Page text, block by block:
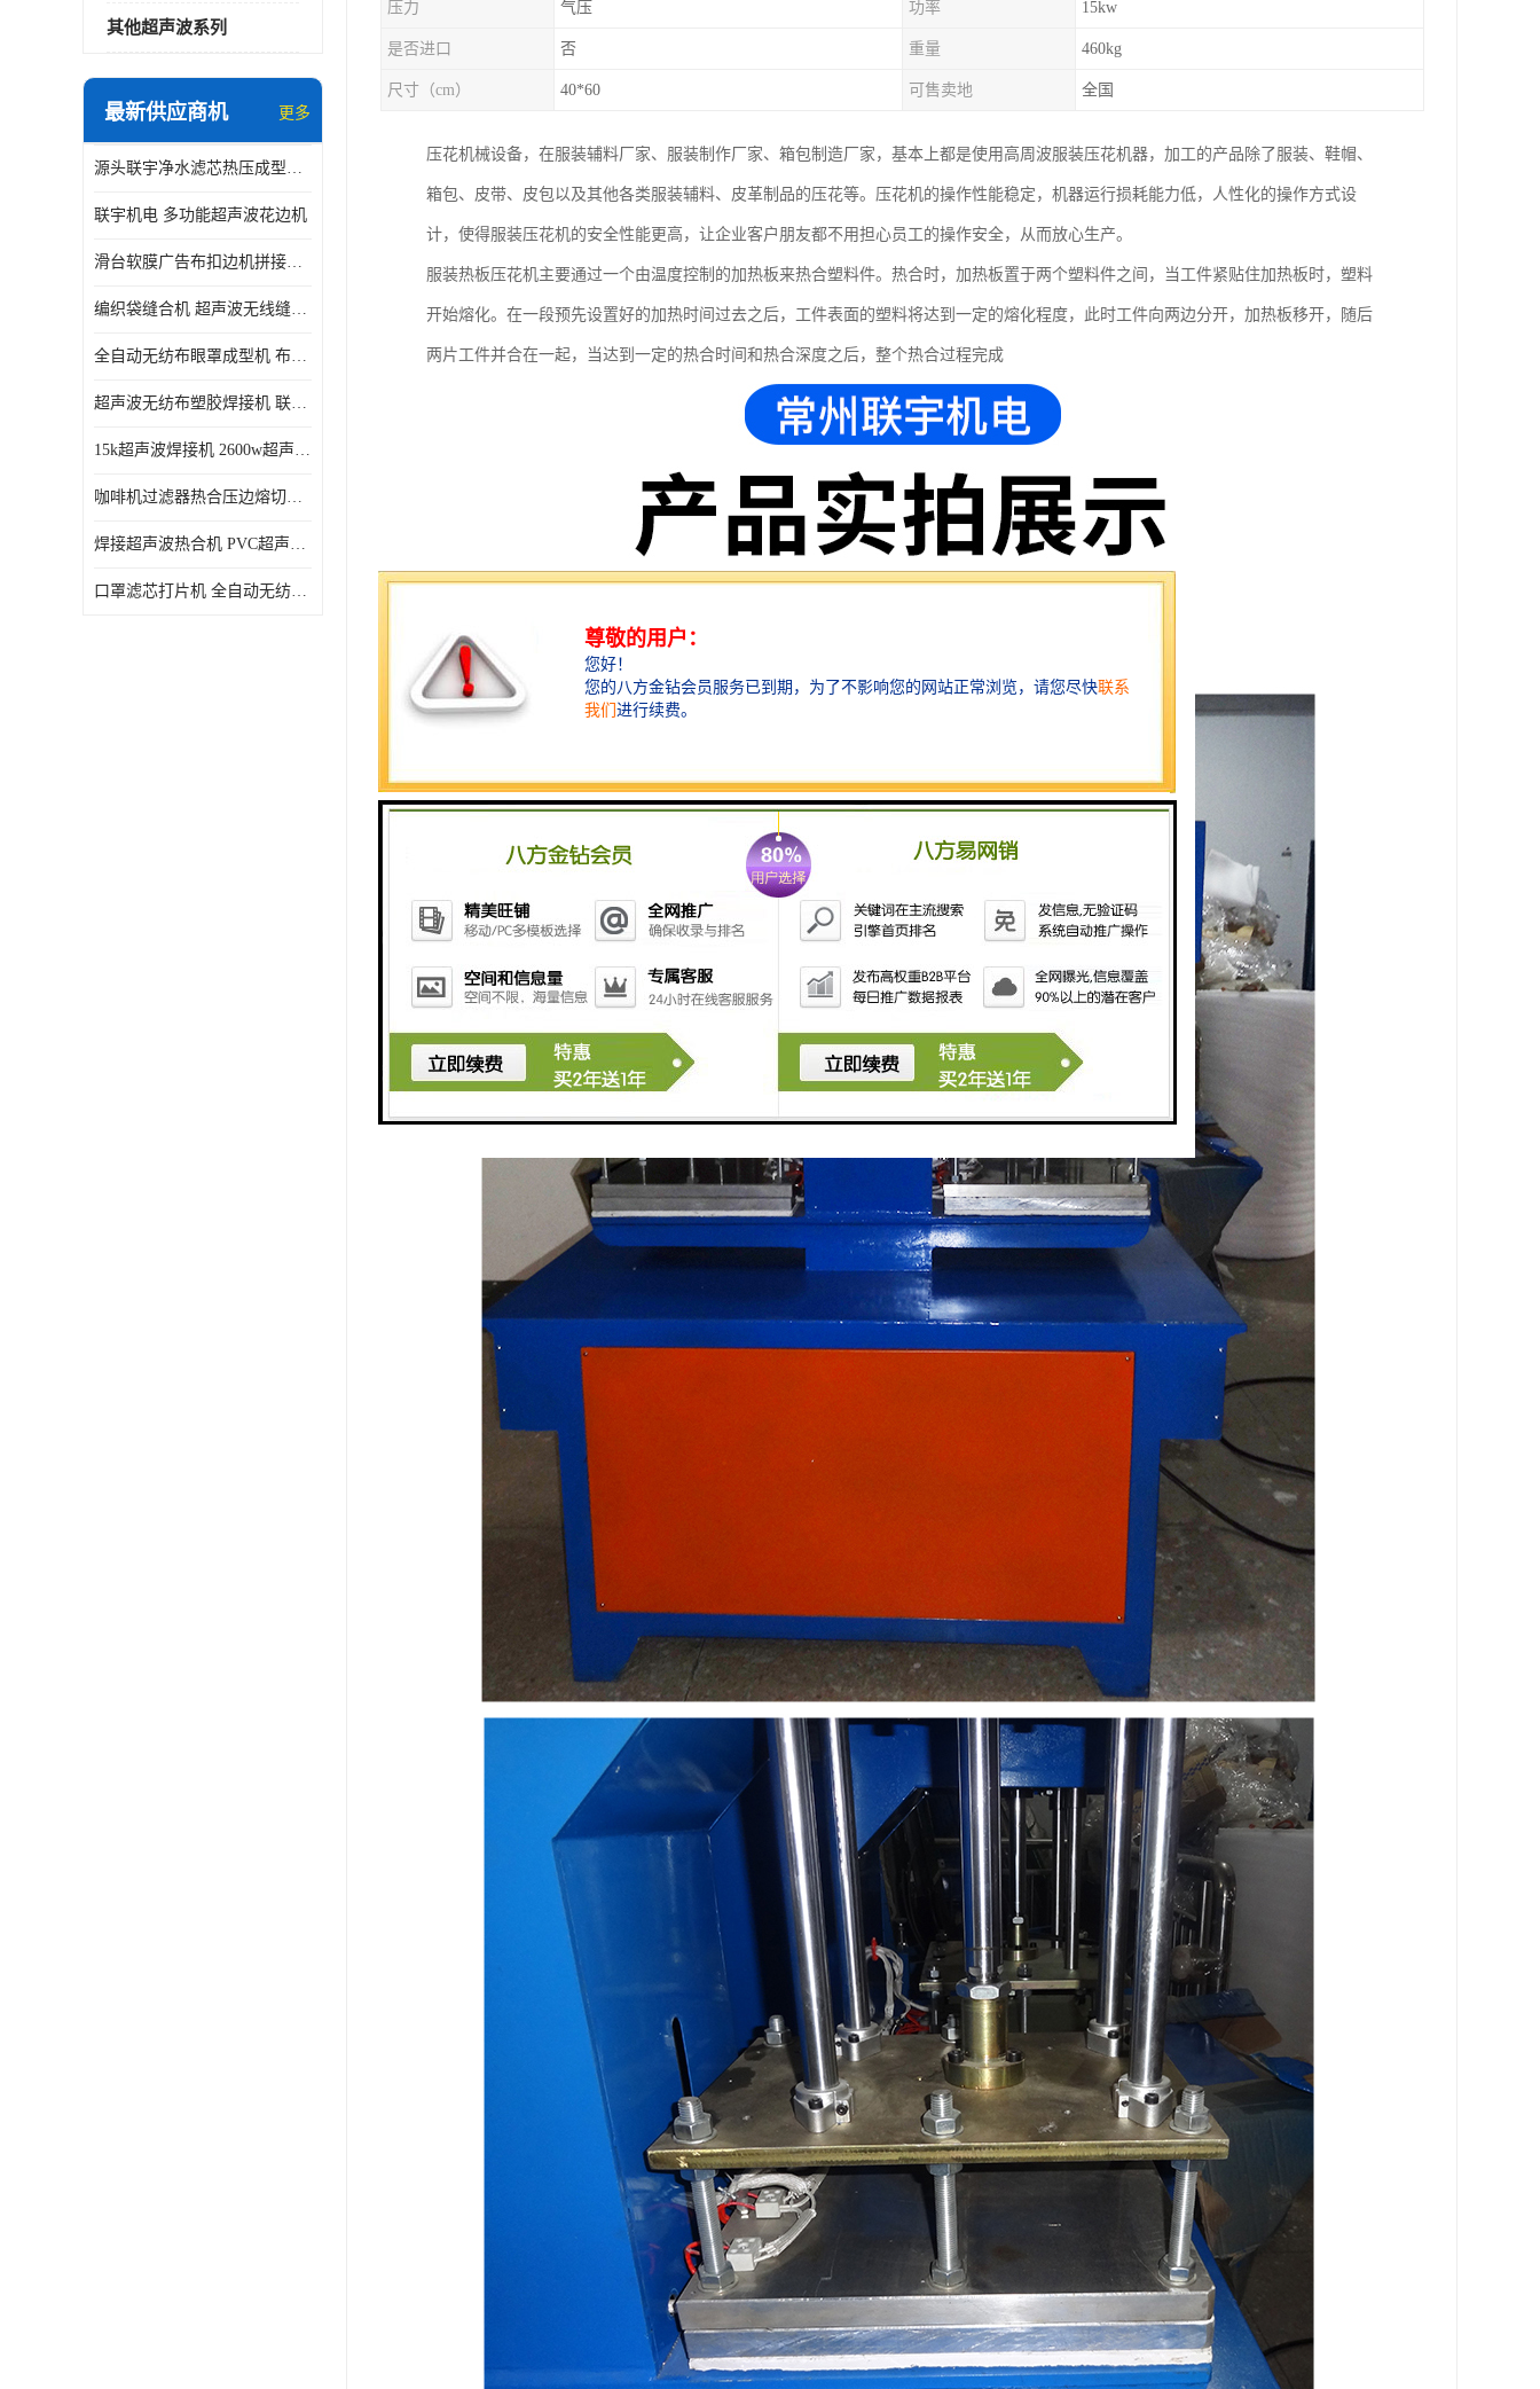
其他超声波系列
最新供应商机 更多
源头联宇净水滤芯热压成型机器 超声波大功率封边机
联宇机电 多功能超声波花边机
滑台软膜广告布扣边机拼接机用于焊接热合拼接作用
编织袋缝合机 超声波无线缝合机 厂家现货供应
全自动无纺布眼罩成型机 布料海绵眼罩热合切边机
超声波无纺布塑胶焊接机 联宇制造
15k超声波焊接机 2600w超声波焊接机 联宇制造
咖啡机过滤器热合压边熔切机 超声波无纺布喷胶棉热合机
焊接超声波热合机 PVC超声波焊接机 无纺布超声波设备
口罩滤芯打片机 全自动无纺布压花压标设备 多层料复合机
压力 气压 功率 15kw
是否进口 否 重量 460kg
尺寸（cm） 40*60 可售卖地 全国
压花机械设备，在服装辅料厂家、服装制作厂家、箱包制造厂家，基本上都是使用高周波服装压花机器，加工的产品除了服装、鞋帽、
箱包、皮带、皮包以及其他各类服装辅料、皮革制品的压花等。压花机的操作性能稳定，机器运行损耗能力低，人性化的操作方式设
计，使得服装压花机的安全性能更高，让企业客户朋友都不用担心员工的操作安全，从而放心生产。
服装热板压花机主要通过一个由温度控制的加热板来热合塑料件。热合时，加热板置于两个塑料件之间，当工件紧贴住加热板时，塑料
开始熔化。在一段预先设置好的加热时间过去之后，工件表面的塑料将达到一定的熔化程度，此时工件向两边分开，加热板移开，随后
两片工件并合在一起，当达到一定的热合时间和热合深度之后，整个热合过程完成